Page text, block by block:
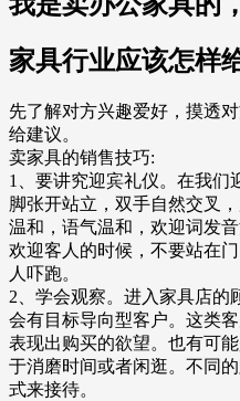
家具行业应该怎样
先了解对方兴趣爱好，摸透
给建议。
卖家具的销售技巧:
1、要讲究迎宾礼仪。在我们
脚张开站立，双手自然交叉
温和，语气温和，欢迎词发
欢迎客人的时候，不要站在
人吓跑。
2、学会观察。进入家具店的
会有目标导向型客户。这类
表现出购买的欲望。也有可
于消磨时间或者闲逛。不同
式来接待。